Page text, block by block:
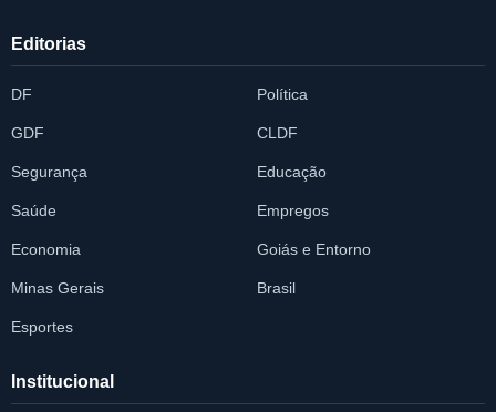
Editorias
DF Política
GDF CLDF
Segurança Educação
Saúde Empregos
Economia Goiás e Entorno
Minas Gerais Brasil
Esportes
Institucional